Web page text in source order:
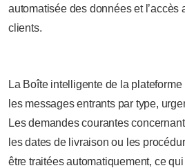
automatisée des données et l’accès
clients.
La Boîte intelligente de la plateforme
les messages entrants par type,
Les demandes courantes
les dates de livraison ou les
être traitées automatiquement, ce